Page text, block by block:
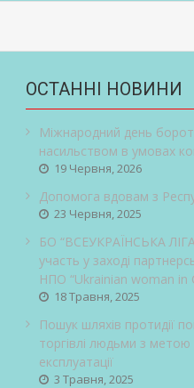
ОСТАННІ НОВИНИ
Міжнародний день
насильством в умовах
19 Червня, 2026
Допомога вдовам з
23 Червня, 2025
БО “ВСЕУКРАЇНСЬКА
участь у заході
НПО “Ukrainian woman in
18 Травня, 2025
Пошук шляхів протидії
торгівлі людьми з метою
експлуатації
3 Травня, 2025